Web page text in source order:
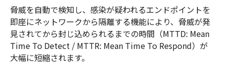
脅威を自動で検知し、感染が疑われるエンドポイントを
即座にネットワークから隔離する機能により、脅威が発
見されてから封じ込められるまでの時間（MTTD: Mean
Time To Detect / MTTR: Mean Time To Respond）が
大幅に短縮されます。